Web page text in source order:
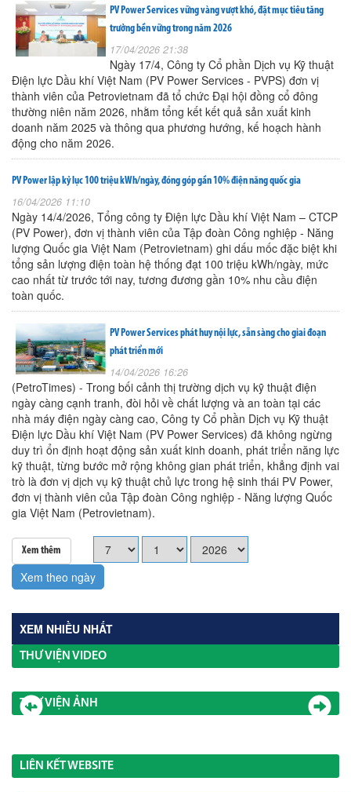
PV Power Services vững vàng vượt khó, đặt mục tiêu tăng
trưởng bền vững trong năm 2026
17/04/2026 21:38
Ngày 17/4, Công ty Cổ phần Dịch vụ Kỹ thuật
Điện lực Dầu khí Việt Nam (PV Power Services - PVPS) đơn vị
thành viên của Petrovietnam đã tổ chức Đại hội đồng cổ đông
thường niên năm 2026, nhằm tổng kết kết quả sản xuất kinh
doanh năm 2025 và thông qua phương hướng, kế hoạch hành
động cho năm 2026.
PV Power lập kỷ lục 100 triệu kWh/ngày, đóng góp gần 10% điện năng quốc gia
16/04/2026 11:10
Ngày 14/4/2026, Tổng công ty Điện lực Dầu khí Việt Nam – CTCP
(PV Power), đơn vị thành viên của Tập đoàn Công nghiệp - Năng
lượng Quốc gia Việt Nam (Petrovietnam) ghi dấu mốc đặc biệt khi
tổng sản lượng điện toàn hệ thống đạt 100 triệu kWh/ngày, mức
cao nhất từ trước tới nay, tương đương gần 10% nhu cầu điện
toàn quốc.
PV Power Services phát huy nội lực, sẵn sàng cho giai đoạn
phát triển mới
14/04/2026 16:26
(PetroTimes) - Trong bối cảnh thị trường dịch vụ kỹ thuật điện
ngày càng cạnh tranh, đòi hỏi về chất lượng và an toàn tại các
nhà máy điện ngày càng cao, Công ty Cổ phần Dịch vụ Kỹ thuật
Điện lực Dầu khí Việt Nam (PV Power Services) đã không ngừng
duy trì ổn định hoạt động sản xuất kinh doanh, phát triển năng lực
kỹ thuật, từng bước mở rộng không gian phát triển, khẳng định vai
trò là đơn vị dịch vụ kỹ thuật chủ lực trong hệ sinh thái PV Power,
đơn vị thành viên của Tập đoàn Công nghiệp - Năng lượng Quốc
gia Việt Nam (Petrovietnam).
Xem thêm
Xem theo ngày
XEM NHIỀU NHẤT
THƯ VIỆN VIDEO
THƯ VIỆN ẢNH
LIÊN KẾT WEBSITE